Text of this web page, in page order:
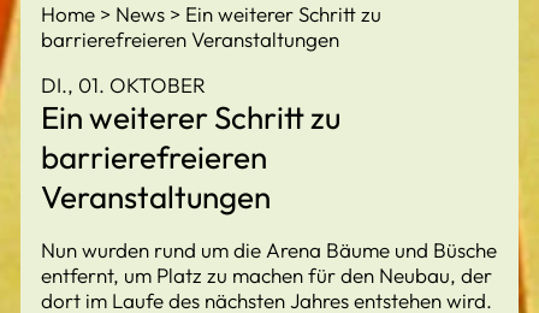
Home News
Ein weiterer Schritt zu
barrierefreieren Veranstaltungen
DI., 01. OKTOBER
Ein weiterer Schritt zu
barrierefreieren
Veranstaltungen
Nun wurden rund um die Arena Bäume und Büsche
entfernt, um Platz zu machen für den Neubau, der
dort im Laufe des nächsten Jahres entstehen wird.